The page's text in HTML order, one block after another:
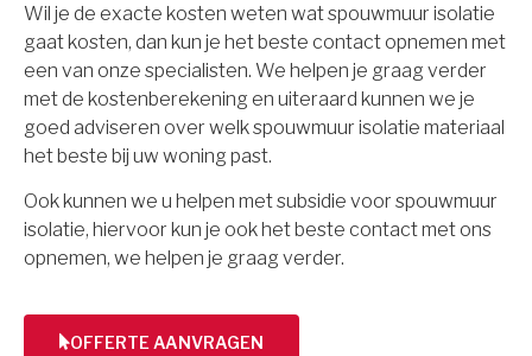
Wil je de exacte kosten weten wat spouwmuur isolatie
gaat kosten, dan kun je het beste contact opnemen met
een van onze specialisten. We helpen je graag verder
met de kostenberekening en uiteraard kunnen we je
goed adviseren over welk spouwmuur isolatie materiaal
het beste bij uw woning past.
Ook kunnen we u helpen met subsidie voor spouwmuur
isolatie, hiervoor kun je ook het beste contact met ons
opnemen, we helpen je graag verder.
OFFERTE AANVRAGEN